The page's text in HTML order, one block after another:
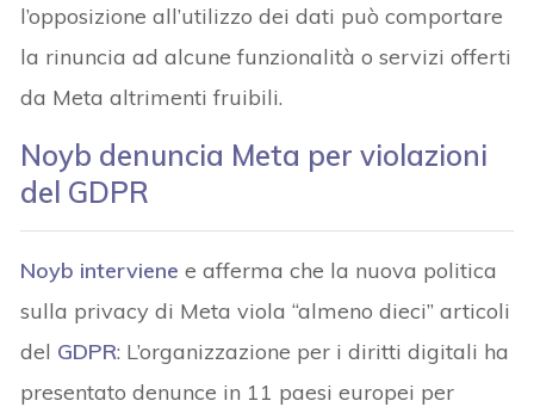
l’opposizione all’utilizzo dei dati può comportare
la rinuncia ad alcune funzionalità o servizi offerti
da Meta altrimenti fruibili.
Noyb denuncia Meta per violazioni
del GDPR
Noyb interviene e afferma che la nuova politica
sulla privacy di Meta viola “almeno dieci” articoli
del GDPR: L’organizzazione per i diritti digitali ha
presentato denunce in 11 paesi europei per